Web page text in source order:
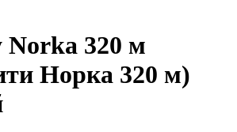
320 м
Норка 320 м)